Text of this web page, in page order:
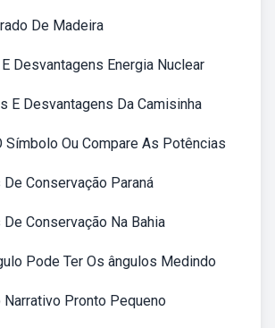
De Madeira
Desvantagens Energia Nuclear
E Desvantagens Da Camisinha
Símbolo Ou Compare As Potências
Conservação Paraná
Conservação Na Bahia
Pode Ter Os ângulos Medindo
Narrativo Pronto Pequeno